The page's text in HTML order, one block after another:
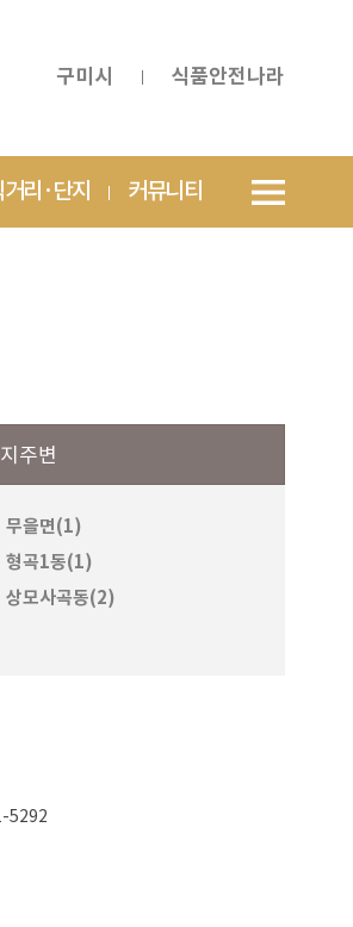
구미시 식품안전나라
리·단지 커뮤니티
주변
무을면(1)
형곡1동(1)
상모사곡동(2)
5292